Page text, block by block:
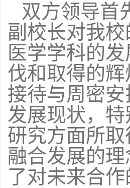
双方领导首
副校长对我
医学学科的
伐和取得的
接待与周密
发展现状，
研究方面所
融合发展的
了对未来合